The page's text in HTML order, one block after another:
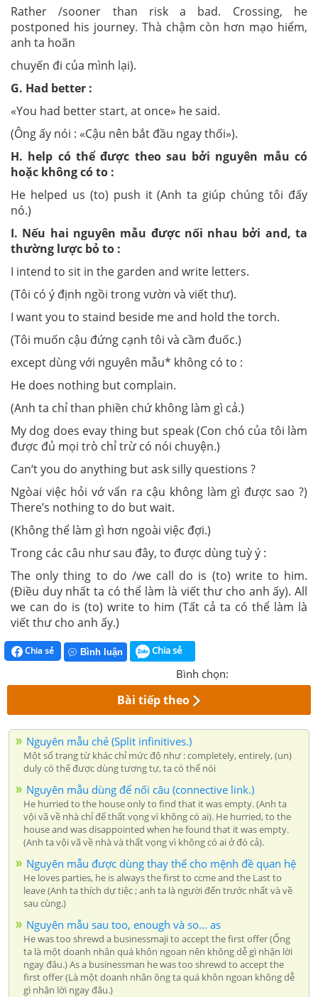
Rather /sooner than risk a bad. Crossing, he
postponed his journey. Thà chậm còn hơn mạo hiểm,
anh ta hoãn
chuyến đi của mình lại).
G. Had better :
«You had better start, at once» he said.
(Ông ấy nói : «Cậu nên bắt đầu ngay thối»).
H. help có thể được theo sau bởi nguyên mẫu có
hoặc không có to :
He helped us (to) push it (Anh ta giúp chúng tôi đấy
nó.)
I. Nếu hai nguyên mẫu được nối nhau bởi and, ta
thường lược bỏ to :
I intend to sit in the garden and write letters.
(Tôi có ý định ngồi trong vườn và viết thư).
I want you to staind beside me and hold the torch.
(Tôi muốn cậu đứng cạnh tôi và cầm đuốc.)
except dùng với nguyên mẫu* không có to :
He does nothing but complain.
(Anh ta chỉ than phiền chứ không làm gì cả.)
My dog does evay thing but speak (Con chó của tôi làm
được đủ mọi trò chỉ trừ có nói chuyện.)
Can‘t you do anything but ask silly questions ?
Ngòai việc hỏi vớ vẩn ra cậu không làm gì được sao ?)
There’s nothing to do but wait.
(Không thể làm gì hơn ngoài việc đợi.)
Trong các câu như sau đây, to được dùng tuỳ ý :
The only thing to do /we call do is (to) write to him.
(Điều duy nhất ta có thể làm là viết thư cho anh ấy). All
we can do is (to) write to him (Tất cả ta có thể làm là
viết thư cho anh ấy.)
Chia sẻ Bình luận Chia sẻ
Bình chọn:
Bài tiếp theo
Nguyên mẫu chẻ (Split infinitives.)
Một số trạng từ khác chỉ mức độ như : completely, entirely, (un)
duly có thể được dùng tương tự, ta có thể nói
Nguyên mẫu dùng để nối câu (connective link.)
He hurried to the house only to find that it was empty. (Anh ta
vội vã về nhà chỉ để thất vọng vì không có ai). He hurried, to the
house and was disappointed when he found that it was empty.
(Anh ta vội vã về nhà và thất vọng vì không có ai ở đó cả).
Nguyên mẫu được dùng thay thế cho mệnh đề qụan hệ
He loves parties, he is always the first to ccme and the Last to
leave (Anh ta thích dự tiệc ; anh ta là người đến trước nhất và về
sau cùng.)
Nguyên mẫu sau too, enough và so... as
He was too shrewd a businessmaji to accept the first offer (Ổng
ta là một doanh nhân quá khôn ngoan nên không dễ gì nhận lời
ngay đâu.) As a businessman he was too shrewd to accept the
first offer (Là một doanh nhân ông ta quá khôn ngoan không dễ
gì nhận lời ngay đâu.)